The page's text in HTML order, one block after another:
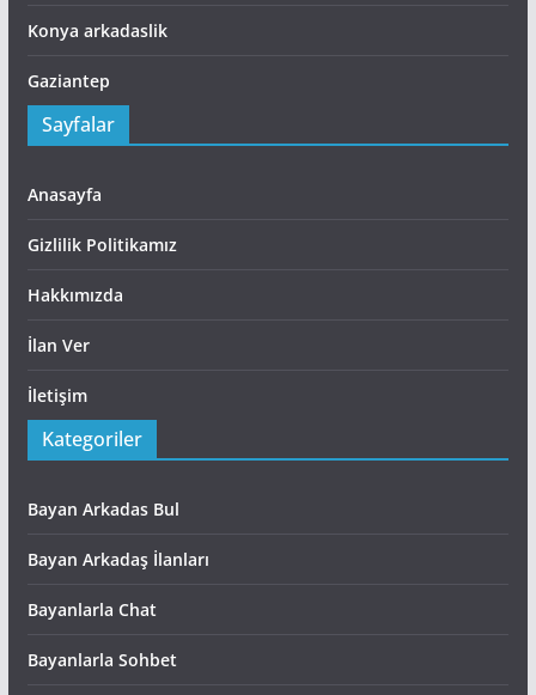
Konya arkadaslik
Gaziantep
Sayfalar
Anasayfa
Gizlilik Politikamız
Hakkımızda
İlan Ver
İletişim
Kategoriler
Bayan Arkadas Bul
Bayan Arkadaş İlanları
Bayanlarla Chat
Bayanlarla Sohbet